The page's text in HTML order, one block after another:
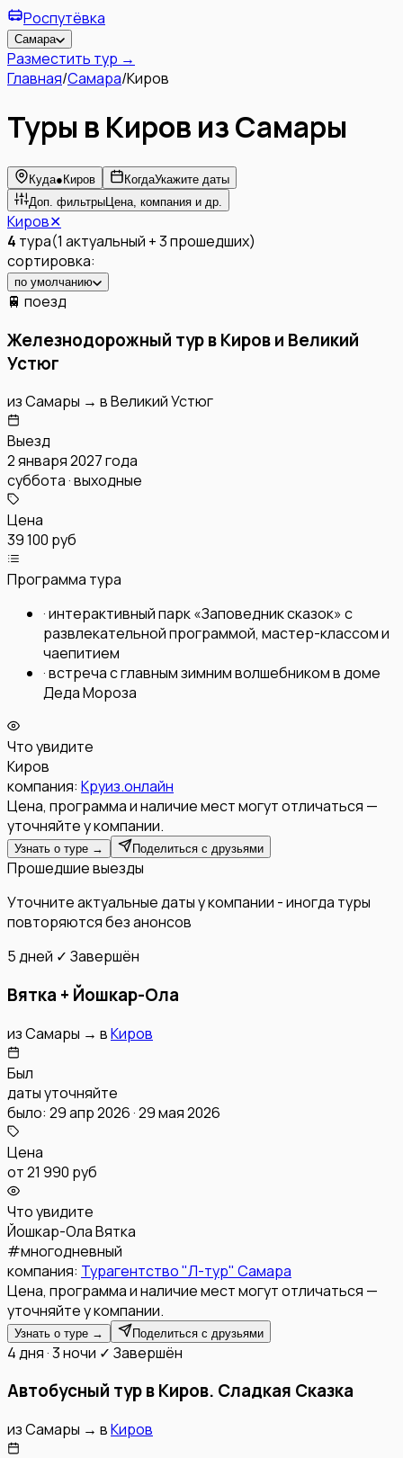
Роспутёвка
Самара
Разместить тур →
Главная/Самара/Киров
Туры в Киров из Самары
Куда● Киров КогдаУкажите даты
Доп. фильтры Цена, компания и др.
Киров✕
4 тура(1 актуальный +3прошедших)
сортировка:
по умолчанию
🚆 поезд
Железнодорожный тур в Киров и Великий
Устюг
изСамары → вВеликий Устюг
Выезд
2 января 2027 года
суббота · выходные
Цена
39 100 руб
Программа тура
·интерактивный парк «Заповедник сказок» с
развлекательной программой, мастер-классом и
чаепитием
·встреча с главным зимним волшебником в доме
Деда Мороза
Что увидите
Киров
компания: Круиз.онлайн
Цена, программа и наличие мест могут отличаться —
уточняйте у компании.
Узнать о туре → Поделиться с друзьями
Прошедшие выезды
Уточните актуальные даты у компании - иногда туры
повторяются без анонсов
5 дней ✓ Завершён
Вятка + Йошкар-Ола
изСамары → вКиров
Был
даты уточняйте
было: 29 апр 2026 · 29 мая 2026
Цена
от21 990 руб
Что увидите
Йошкар-ОлаВятка
#многодневный
компания: Турагентство "Л-тур" Самара
Цена, программа и наличие мест могут отличаться —
уточняйте у компании.
Узнать о туре → Поделиться с друзьями
4 дня · 3 ночи ✓ Завершён
Автобусный тур в Киров. Сладкая Сказка
изСамары → вКиров